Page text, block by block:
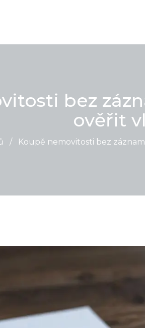
bez
ověřit
/ Koupě nemovitosti bez